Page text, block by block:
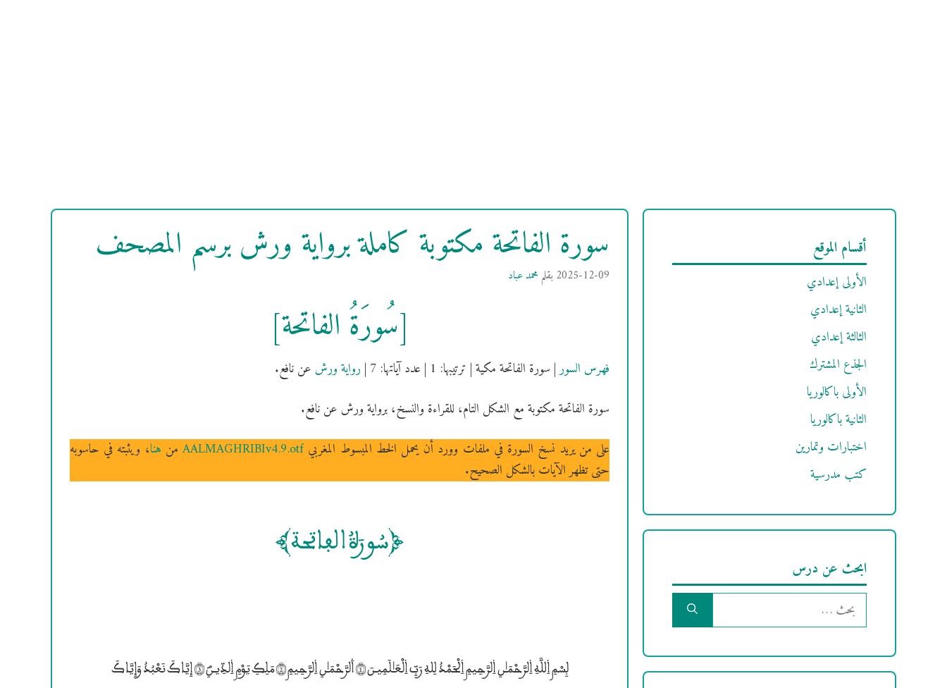
سورة الفاتحة مكتوبة كاملة برواية ورش برسم المصحف
2025-12-09 بقلممحمد عباد
[سُورَةُ الفاتحة]
فهرس السور| سورة الفاتحة مكية | ترتيبها: 1 | عدد آياتها: 7 | رواية ورشعن نافع.
سورة الفاتحة مكتوبة مع الشكل التام، للقراءة والنسخ، برواية ورش عن نافع.
على من يريد نسخ السورة في ملفات وورد أن يحمل الخط المبسوط المغربيAALMAGHRIBIv4.9.otfمن هنا، ويثبته في حاسوبه
حتى تظهر الآيات بالشكل الصحيح.
[سُورَةُ الفاتحة]
بِسْمِ ۱للَّهِ ۱لرَّحْمَـٰنِ ۱لرَّحِيمِ ۱لْحَمْدُ لِلهِ رَبِّ ۱لْعَـٰلَمِيـنَ (1) ۰لرَّحْمَـٰنِ ۱لرَّحِيمِ (2) مَلِكِ يَوْمِ ۱لدِّيـنِؐ (3) إِيَّاكَ نَعْبُدُ وَإِيَّاكَ
أقسام الموقع
الأولى إعدادي
الثانية إعدادي
الثالثة إعدادي
الجذع المشترك
الأولى باكالوريا
الثانية باكالوريا
اختبارات وتمارين
كتب مدرسية
ابحث عن درس
البحث
عن: